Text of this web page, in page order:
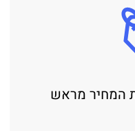
המחיר מראש